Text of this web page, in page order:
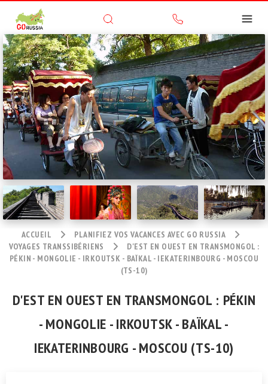
ACCUEIL
PLANIFIEZ VOS VACANCES AVEC GO RUSSIA
VOYAGES TRANSSIBÉRIENS
D'EST EN OUEST EN TRANSMONGOL :
PÉKIN - MONGOLIE - IRKOUTSK - BAÏKAL - IEKATERINBOURG - MOSCOU
(TS-10)
D'EST EN OUEST EN TRANSMONGOL : PÉKIN
- MONGOLIE - IRKOUTSK - BAÏKAL -
IEKATERINBOURG - MOSCOU (TS-10)